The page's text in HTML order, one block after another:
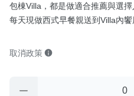
包棟Villa，都是做適合推薦與選
每天現做西式早餐親送到Villa內
取消政策